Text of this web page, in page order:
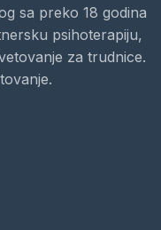
sa preko 18 godina
psihoterapiju,
za trudnice.